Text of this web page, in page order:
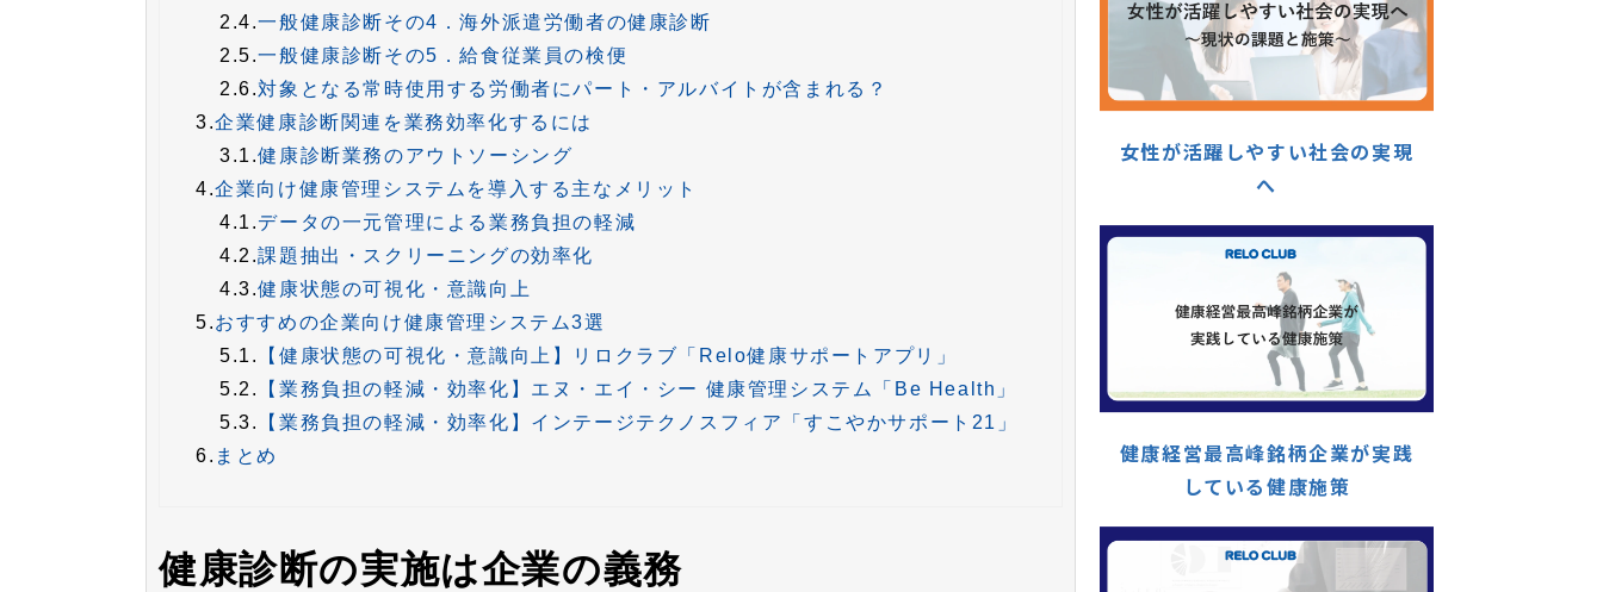
2.4.一般健康診断その4．海外派遣労働者の健康診断
2.5.一般健康診断その5．給食従業員の検便
2.6.対象となる常時使用する労働者にパート・アルバイトが含まれる？
3.企業健康診断関連を業務効率化するには
3.1.健康診断業務のアウトソーシング
4.企業向け健康管理システムを導入する主なメリット
4.1.データの一元管理による業務負担の軽減
4.2.課題抽出・スクリーニングの効率化
4.3.健康状態の可視化・意識向上
5.おすすめの企業向け健康管理システム3選
5.1.
【健康状態の可視化・意識向上】リロクラブ「Relo健康サポートアプリ」
5.2.
【業務負担の軽減・効率化】エヌ・エイ・シー 健康管理システム「Be Health」
5.3.
【業務負担の軽減・効率化】インテージテクノスフィア「すこやかサポート21」
6. まとめ
健康診断の実施は企業の義務
女性が活躍しやすい社会の実現
へ
健康経営最高峰銘柄企業が実践
している健康施策